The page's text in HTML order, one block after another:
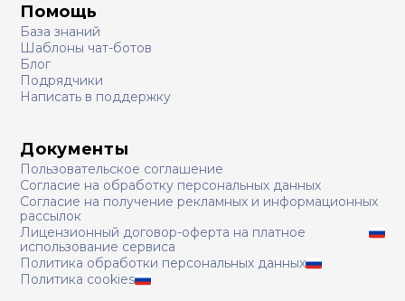
Помощь
База знаний
Шаблоны чат-ботов
Блог
Подрядчики
Написать в поддержку
Документы
Пользовательское соглашение
Согласие на обработку персональных данных
Согласие на получение рекламных и информационных
рассылок
Лицензионный договор-оферта на платное
использование сервиса
Политика обработки персональных данных
Политика cookies